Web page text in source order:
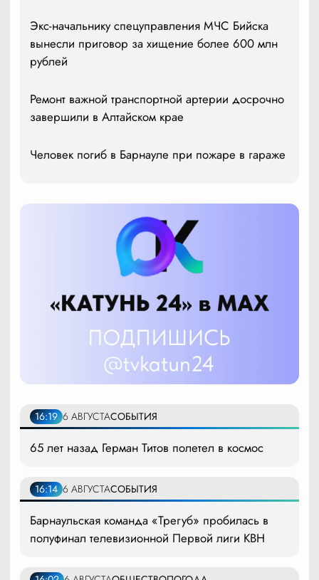
Экс-начальнику спецуправления МЧС Бийска
вынесли приговор за хищение более 600 млн
рублей
Ремонт важной транспортной артерии досрочно
завершили в Алтайском крае
Человек погиб в Барнауле при пожаре в гараже
16:19 6 АВГУСТАСОБЫТИЯ
65 лет назад Герман Титов полетел в космос
16:14 6 АВГУСТАСОБЫТИЯ
Барнаульская команда «Трегуб» пробилась в
полуфинал телевизионной Первой лиги КВН